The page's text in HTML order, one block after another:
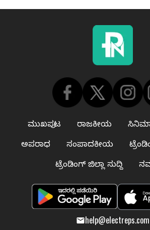
ಮುಖಪುಟ ರಾಜಕೀಯ
ಅಪರಾಧ
ಸಂಪಾದಕೀಯ
ಟ್ರೆಂಡಿಂಗ್ ಜಿಲ್ಲಾ ಸುದ್ದಿ
help@electreps.com